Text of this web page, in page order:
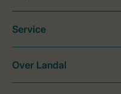
Service
Over Landal